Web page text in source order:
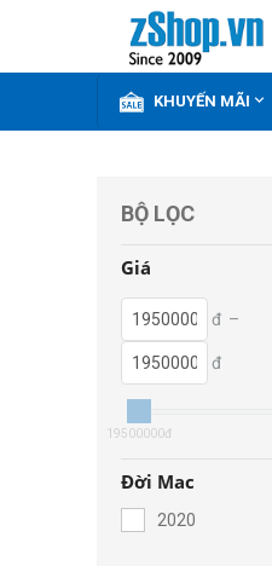
KHUYẾN MÃI 
BỘ LỌC
Giá
đ –
đ
19500000đ
Đời Mac
2020